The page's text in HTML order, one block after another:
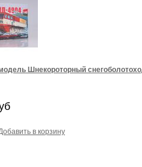
Шнекороторный
в корзину